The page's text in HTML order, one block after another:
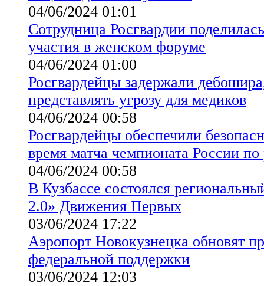
04/06/2024 01:01
Сотрудница Росгвардии
участия в женском форуме
04/06/2024 01:00
Росгвардейцы задержали
представлять угрозу для медиков
04/06/2024 00:58
Росгвардейцы обеспечили
время матча чемпионата России по
04/06/2024 00:58
В Кузбассе состоялся
2.0» Движения Первых
03/06/2024 17:22
Аэропорт Новокузнецка обновят
федеральной поддержки
03/06/2024 12:03